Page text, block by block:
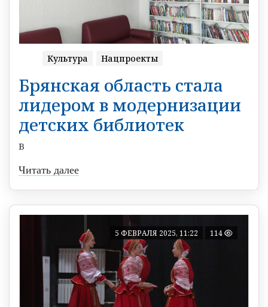
Культура Нацпроекты
Брянская область стала
лидером в модернизации
детских библиотек
В
Читать далее
5 ФЕВРАЛЯ 2025, 11:22 114